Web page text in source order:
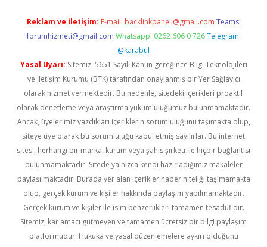
Reklam ve İletişim: E-mail: backlinkpaneli@gmail.com Teams:
forumhizmeti@gmail.com Whatsapp: 0262 606 0 726 Telegram:
@karabul
Yasal Uyarı: Sitemiz, 5651 Sayılı Kanun gereğince Bilgi Teknolojileri
ve İletişim Kurumu (BTK) tarafından onaylanmış bir Yer Sağlayıcı
olarak hizmet vermektedir. Bu nedenle, sitedeki içerikleri proaktif
olarak denetleme veya araştırma yükümlülüğümüz bulunmamaktadır.
Ancak, üyelerimiz yazdıkları içeriklerin sorumluluğunu taşımakta olup,
siteye üye olarak bu sorumluluğu kabul etmiş sayılırlar. Bu internet
sitesi, herhangi bir marka, kurum veya şahıs şirketi ile hiçbir bağlantısı
bulunmamaktadır. Sitede yalnızca kendi hazırladığımız makaleler
paylaşılmaktadır. Burada yer alan içerikler haber niteliği taşımamakta
olup, gerçek kurum ve kişiler hakkında paylaşım yapılmamaktadır.
Gerçek kurum ve kişiler ile isim benzerlikleri tamamen tesadüfidir.
Sitemiz, kar amacı gütmeyen ve tamamen ücretsiz bir bilgi paylaşım
platformudur. Hukuka ve yasal düzenlemelere aykırı olduğunu